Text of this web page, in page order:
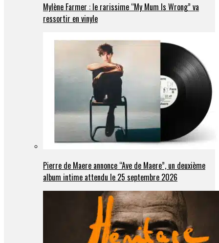
Mylène Farmer : le rarissime “My Mum Is Wrong” va
ressortir en vinyle
Pierre de Maere annonce “Ave de Maere”, un deuxième
album intime attendu le 25 septembre 2026